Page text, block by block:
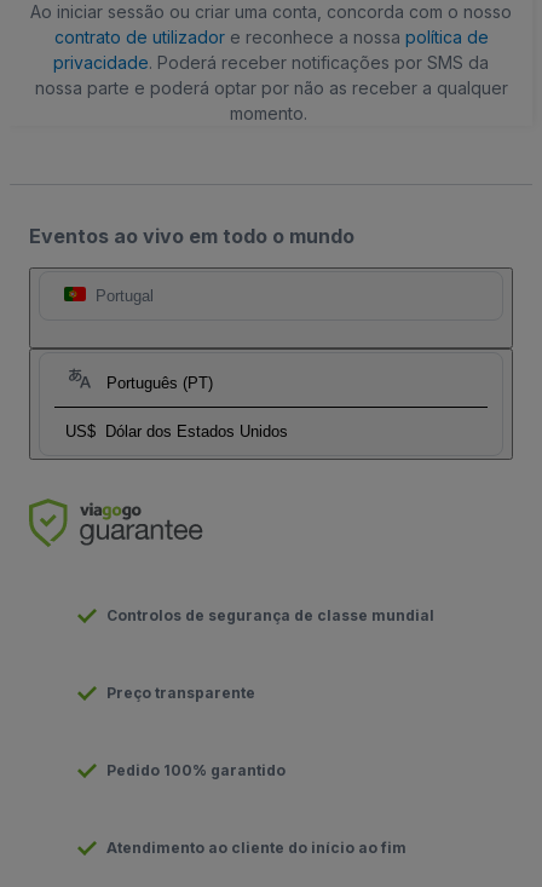
Ao iniciar sessão ou criar uma conta, concorda com o nosso
contrato de utilizadore reconhece a nossa política de
privacidade. Poderá receber notificações por SMS da
nossa parte e poderá optar por não as receber a qualquer
momento.
Eventos ao vivo em todo o mundo
Portugal
Português (PT)
US$ Dólar dos Estados Unidos
Controlos de segurança de classe mundial
Preço transparente
Pedido 100% garantido
Atendimento ao cliente do início ao fim